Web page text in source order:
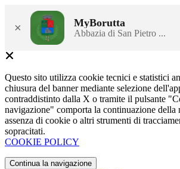
× MyBorutta
Abbazia di San Pietro ...
Questo sito utilizza cookie tecnici e statistici
chiusura del banner mediante selezione
contraddistinto dalla X o tramite il pulsante
navigazione" comporta la continuazione della
assenza di cookie o altri strumenti di
sopracitati.
COOKIE POLICY
Continua la navigazione